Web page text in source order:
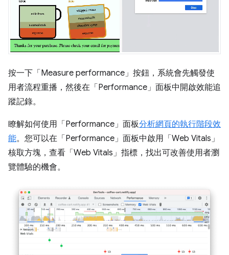
按一下「Measure performance」 按鈕，系統會先觸發使
用者流程重播，然後在「Performance」 面板中開啟效能追
蹤記錄。
瞭解如何使用「Performance」 面板分析網頁的執行階段效
能。您可以在「Performance」 面板中啟用「Web Vitals」
核取方塊，查看「Web Vitals」 指標，找出可改善使用者瀏
覽體驗的機會。